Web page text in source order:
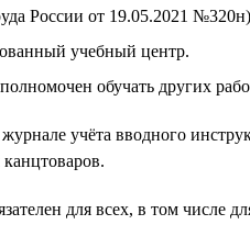
России от 19.05.2021
учебный центр.
обучать других
журнале учёта вводного
для всех, в том числе